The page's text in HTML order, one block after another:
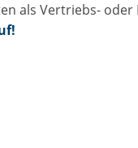
als Vertriebs-